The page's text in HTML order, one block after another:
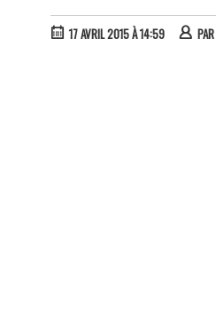
17 AVRIL 2015 À 14:59 PAR